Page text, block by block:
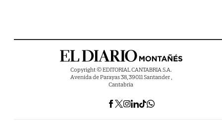
Copyright © EDITORIAL CANTABRIA S.A.
Avenida de Parayas 38, 39011 Santander ,
Cantabria